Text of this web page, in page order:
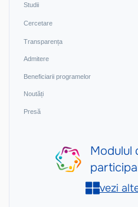
Studii
Cercetare
Transparența
Admitere
Beneficiarii programelor
Noutăți
Presă